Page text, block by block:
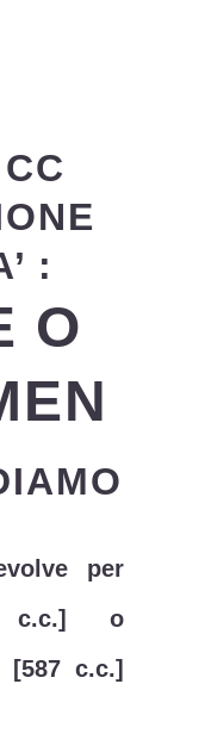
:
O
per
c.c.] o
[587 c.c.]